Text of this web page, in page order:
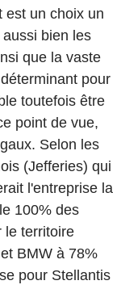
est un choix un
bien les
que la vaste
pour
toutefois être
point de vue,
Selon les
(Jefferies) qui
l'entreprise la
100% des
le territoire
BMW à 78%
pour Stellantis